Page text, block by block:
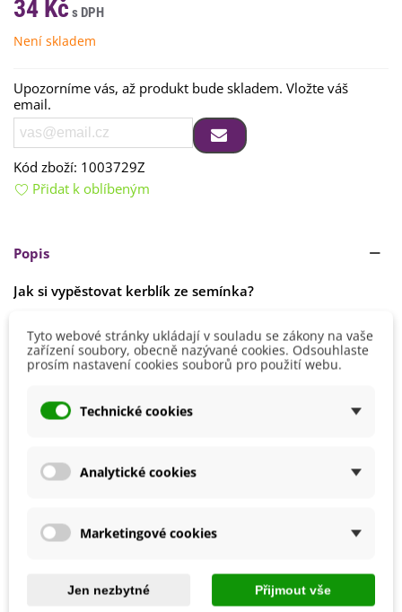
34 Kč
Není skladem
Upozorníme vás, až produkt bude skladem. Vložte váš
email.
Kód zboží: 1003729Z
Přidat k oblíbeným
Popis
Jak si vypěstovat kerblík ze semínka?
záhon. Hloubka výsevu je 0,5 cm. Doba klíčení 2 - 3 týdny i
déle.
upřednostní spíše stinná místa. Půda by měla být
dostatečně propustná a lehká. Kromě pravidelné zálivky se
Číst více
Mohlo by se také hodit
Tyto webové stránky ukládají v souladu se zákony na vaše
zařízení soubory, obecně nazývané cookies. Odsouhlaste
prosím nastavení cookies souborů pro použití webu.
Technické cookies
Analytické cookies
Marketingové cookies
Jen nezbytné Přijmout vše